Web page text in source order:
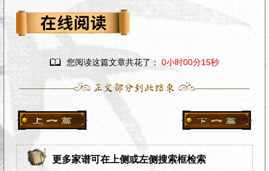
 您阅读这篇文章共花了： 0小时00分15秒
更多家谱可在上侧或左侧搜索框检索